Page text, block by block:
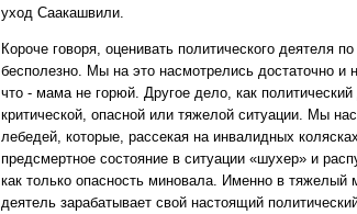
уход Саакашвили.
Короче говоря, оценивать политического деятеля
бесполезно. Мы на это насмотрелись достаточно и
что - мама не горюй. Другое дело, как
критической, опасной или тяжелой ситуации. Мы
лебедей, которые, рассекая на инвалидных
предсмертное состояние в ситуации «шухер» и
как только опасность миновала. Именно в тяжелый
деятель зарабатывает свой настоящий